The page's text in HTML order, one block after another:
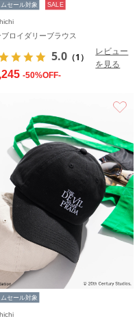
ムセール対象 SALE
ブロイダリーブラウス
5.0 （1）
レビュー
を見る
-50%OFF-
ムセール対象